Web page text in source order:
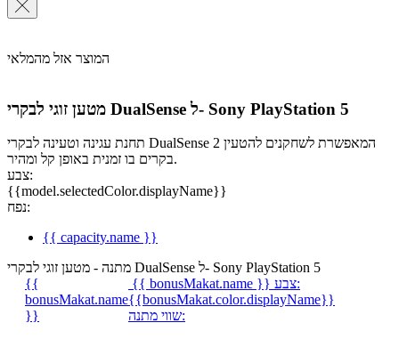
המוצר אזל מהמלאי
מטען זוגי לבקרי DualSense ל- Sony PlayStation 5
תחנת עגינה וטעינה לבקרי DualSense המאפשרת לשחקנים להטעין 2
בקרים בו זמנית באופן קל ומהיר.
צבע:
{{model.selectedColor.displayName}}
נפח:
{{ capacity.name }}
מתנה - מטען זוגי לבקרי DualSense ל- Sony PlayStation 5
{{
bonusMakat.name
}}
{{ bonusMakat.name }}
צבע:
{{bonusMakat.color.displayName}}
שווי מתנה: